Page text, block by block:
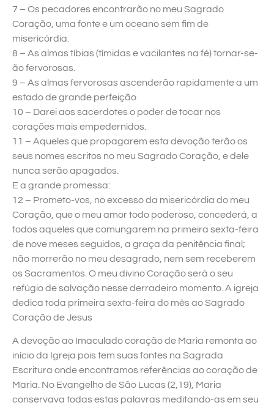
7 – Os pecadores encontrarão no meu Sagrado
Coração, uma fonte e um oceano sem fim de
misericórdia.
8 – As almas tíbias (tímidas e vacilantes na fé) tornar-se-
ão fervorosas.
9 – As almas fervorosas ascenderão rapidamente a um
estado de grande perfeição
10 – Darei aos sacerdotes o poder de tocar nos
corações mais empedernidos.
11 – Aqueles que propagarem esta devoção terão os
seus nomes escritos no meu Sagrado Coração, e dele
nunca serão apagados.
E a grande promessa:
12 – Prometo-vos, no excesso da misericórdia do meu
Coração, que o meu amor todo poderoso, concederá, a
todos aqueles que comungarem na primeira sexta-feira
de nove meses seguidos, a graça da penitência final;
não morrerão no meu desagrado, nem sem receberem
os Sacramentos. O meu divino Coração será o seu
refúgio de salvação nesse derradeiro momento. A igreja
dedica toda primeira sexta-feira do mês ao Sagrado
Coração de Jesus
A devoção ao Imaculado coração de Maria remonta ao
início da Igreja pois tem suas fontes na Sagrada
Escritura onde encontramos referências ao coração de
Maria. No Evangelho de São Lucas (2,19), Maria
conservava todas estas palavras meditando-as em seu